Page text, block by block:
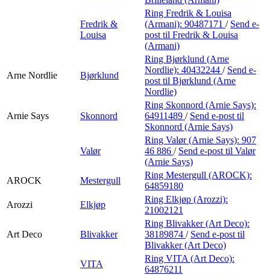
Fredrik &
Louisa
Ring Fredrik & Louisa
(Armani): 90487171 / Send e-
post til Fredrik & Louisa
(Armani)
Arne Nordlie Bjørklund
Ring Bjørklund (Arne
Nordlie): 40432244 / Send e-
post til Bjørklund (Arne
Nordlie)
Arnie Says Skonnord
Ring Skonnord (Arnie Says):
64911489 / Send e-post til
Skonnord (Arnie Says)
Valør
Ring Valør (Arnie Says): 907
46 886 / Send e-post til Valør
(Arnie Says)
AROCK
Mestergull
Ring Mestergull (AROCK):
64859180
Arozzi
Elkjøp
Ring Elkjøp (Arozzi):
21002121
Art Deco Blivakker
Ring Blivakker (Art Deco):
38189874 / Send e-post til
Blivakker (Art Deco)
VITA
Ring VITA (Art Deco):
64876211